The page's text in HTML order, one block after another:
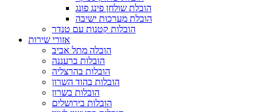
הובלת שולחן פינג פונג
הובלת מערכות ישיבה
הובלות קטנות עם טנדר
אזורי שירות
הובלה מתל אביב
הובלות ברעננה
הובלות בהרצליה
הובלות בהוד השרון
הובלות בשרון
הובלות בירושלים